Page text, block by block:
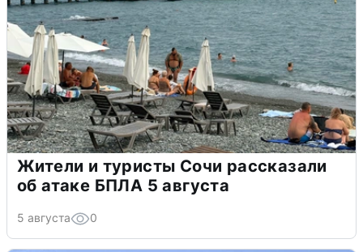
Жители и туристы Сочи рассказали
об атаке БПЛА 5 августа
5 августа 0